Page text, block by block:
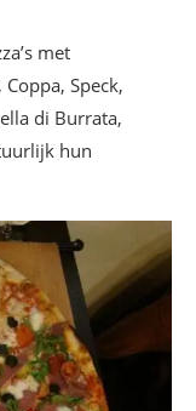
met
Speck,
di Burrata,
hun